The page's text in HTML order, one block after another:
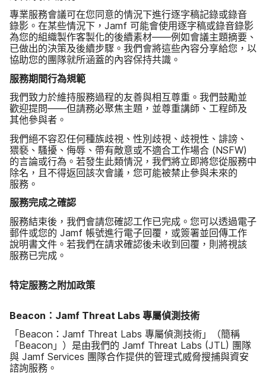
專業​服務​會議​可​在​您​同意​的​情況​下​進行​逐字​稿記錄​或​錄音​
錄影。​在​某些​情況​下， Jamf 可能​會​使用​逐字稿​或​錄音​錄影​
為​您​的​組織​製​作​客​製化​的​後續​素​材—​—例如​會議​主題​摘要、​
已​做出​的​決策​及​後續​步驟。​我們​會​將​這些​內容​分享​給您，​以​
協助​您​的​團隊​就​所​涵蓋​的​內容​保持​共識。
服務​期間​行​為​規範
我們​致力於​維持​服務​過程​的​友善​與​相互​尊重。​我們​鼓勵​並​
歡迎​提問​——​但​請務​必聚焦​主題，​並​尊​重​講師、​工程師​及​
其他​參與​者。
我們​絕​不容​忍​任何​種族​歧視、​性別​歧視、​歧視性、​誹謗、​
猥褻、​騷擾、​侮辱、​帶有​敵意​或​不​適合​工作​場​合 (NSFW)
的​言論​或​行為。​若​發生​此​類​情況，​我們​將​立即​將​您從​服務​中​
除​名，​且​不得​返回​該​次​會議，​您可能​被​禁止​參與​未來​的​
服務。
服務​完成​之​確認
服務​結束​後，​我們​會​請​您確認​工作​已​完成。​您​可以​透過​電子​
郵件​或您​的 Jamf 帳號​進行​電子​回覆，​或​簽署​並​回傳​工作​
說明書​文件。​若​我們​在​請求​確認​後​未​收到​回覆，​則​將​視該​
服務​已​完成。
特定​服務​之​附加政策
Beacon ： Jamf Threat Labs 專屬​偵測​技術
「Beacon ： Jamf Threat Labs 專屬​偵測​技術」​（​簡稱​
「Beacon 」​）​是​由​我們​的 Jamf Threat Labs (JTL) 團隊​
與 Jamf Services 團隊​合作​提供​的​管理式​威脅​搜捕​與​資安​
諮詢​服務。